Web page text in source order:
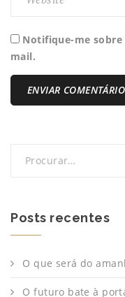
Notifique-me sobre
mail.
Posts recentes
O que será do
O futuro bate à